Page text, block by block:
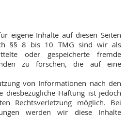
eigene Inhalte auf diesen Seiten
§§ 8 bis 10 TMG sind wir als
oder gespeicherte fremde
zu forschen, die auf eine
von Informationen nach den
diesbezügliche Haftung ist jedoch
Rechtsverletzung möglich. Bei
werden wir diese Inhalte